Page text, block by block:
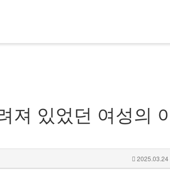
져 있었던 여성의
2025.03.24